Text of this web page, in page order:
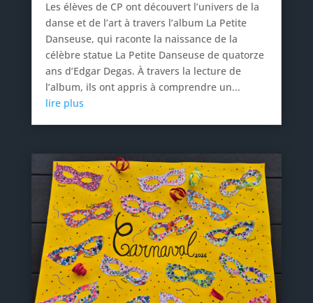
Les élèves de CP ont découvert l’univers de la
danse et de l’art à travers l’album La Petite
Danseuse, qui raconte la naissance de la
célèbre statue La Petite Danseuse de quatorze
ans d’Edgar Degas. À travers la lecture de
l’album, ils ont appris à comprendre un...
lire plus